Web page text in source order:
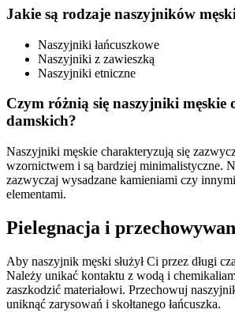
Jakie są rodzaje naszyjników
Naszyjniki łańcuszkowe
Naszyjniki z zawieszką
Naszyjniki etniczne
Czym różnią się naszyjniki męskie
damskich?
Naszyjniki męskie charakteryzują się
wzornictwem i są bardziej minimalistyczne.
zazwyczaj wysadzane kamieniami czy
elementami.
Pielegnacja i
Aby naszyjnik męski służył Ci przez długi
Należy unikać kontaktu z wodą i
zaszkodzić materiałowi. Przechowuj
uniknąć zarysowań i skołtanego łańcuszka.